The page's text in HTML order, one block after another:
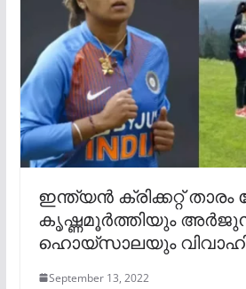
ഇന്ത്യൻ ക്രിക്കറ്റ് താരം
കൃഷ്ണമൂര്‍ത്തിയും
ഹൊയ്‌സാലയും
September 13, 2022